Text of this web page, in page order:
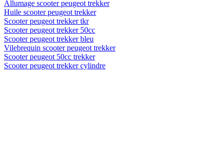
Allumage scooter peugeot trekker
Huile scooter peugeot trekker
Scooter peugeot trekker tkr
Scooter peugeot trekker 50cc
Scooter peugeot trekker bleu
Vilebrequin scooter peugeot trekker
Scooter peugeot 50cc trekker
Scooter peugeot trekker cylindre